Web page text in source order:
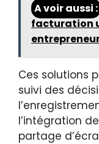
A voir aussi :
facturation
Ces solutions
suivi des
l’intégration
partage